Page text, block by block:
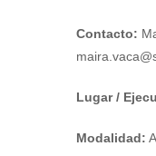
Contacto:
Lugar /
Modalidad: